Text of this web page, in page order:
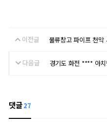
이전글 물류창고 파이프 천막
다음글 경기도 화전 **** 아
댓글27